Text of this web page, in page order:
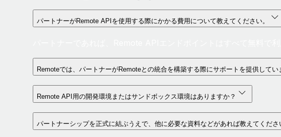
パートナーがRemote APIを使用する際にかかる費用について教えてください。
Remoteでは、パートナーがRemoteとの統合を構築する際にサポートを提供してい
Remote API用の開発環境またはサンドボックス環境はありますか？
パートナーシップを正式に結ぶうえで、他に必要な資料などがあれば教えてくださ